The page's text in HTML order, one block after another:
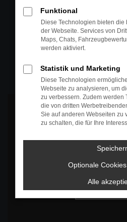
+49
MO-DO: 07:30 bis
FR: 07:30 bis
Es wird versucht, Inhalte von
können Daten an Dritte
Funktional
Diese Technologien bieten
der Webseite. Services von
Maps, Chats,
werden aktiviert.
Statistik und Marketing
Diese Technologien
Webseite zu analysieren, um
zu verbessern. Zudem werden
die von dritten
Sie auf anderen Webseiten zu
zu schalten, die für Ihre
Optionale
Alle